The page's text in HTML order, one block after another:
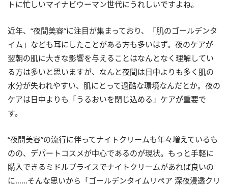
トに忙しいマイナビウーマン世代にうれしいですよね。
近年、“夜間美容”に注目が集まっており、「肌のゴールデンタ
イム」なども耳にしたことがある方も多いはず。夜のケアが
翌朝の肌に大きな影響を与えることはなんとなく理解してい
る方は多いと思いますが、なんと夜間は日中よりも多く肌の
水分が失われやすい、肌にとって過酷な環境なんだとか。夜の
ケアは日中よりも「うるおいを閉じ込める」ケアが重要で
す。
“夜間美容”の流行に伴ってナイトクリームも年々増えているも
のの、デパートコスメが中心であるのが現状。もっと手軽に
購入できるミドルプライスでナイトクリームがあれば良いの
に……そんな思いから「ゴールデンタイムリペア 深夜浸透クリ